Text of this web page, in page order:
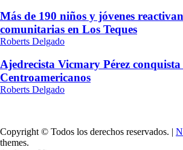
Más de 190 niños y jóvenes
comunitarias en Los Teques
Roberts Delgado
Ajedrecista Vicmary Pérez conquista
Centroamericanos
Roberts Delgado
Copyright © Todos los derechos reservados. |
themes.